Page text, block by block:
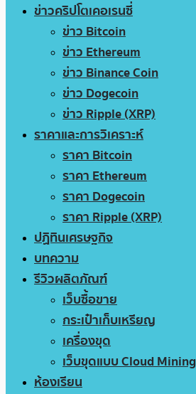
ข่าวคริปโตเคอเรนซี่
ข่าว Bitcoin
ข่าว Ethereum
ข่าว Binance Coin
ข่าว Dogecoin
ข่าว Ripple (XRP)
ราคาและการวิเคราะห์
ราคา Bitcoin
ราคา Ethereum
ราคา Dogecoin
ราคา Ripple (XRP)
ปฏิทินเศรษฐกิจ
บทความ
รีวิวผลิตภัณฑ์
เว็บซื้อขาย
กระเป๋าเก็บเหรียญ
เครื่องขุด
เว็บขุดแบบ Cloud Mining
ห้องเรียน